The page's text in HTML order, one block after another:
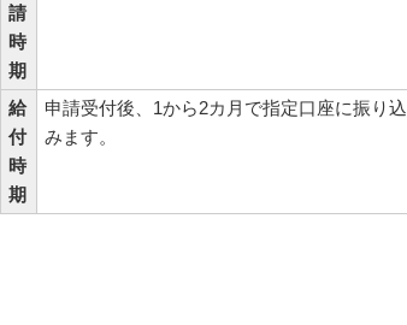
請
時
期
給
付
時
期
申請受付後、1から2カ月で指定口座に振り込
みます。